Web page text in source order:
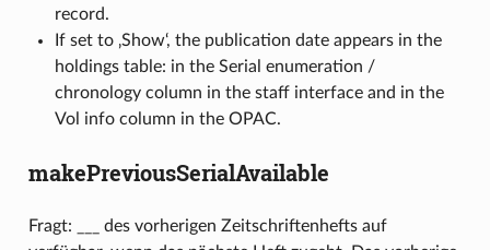
record.
If set to ‚Show‘, the publication date appears in the
holdings table: in the Serial enumeration /
chronology column in the staff interface and in the
Vol info column in the OPAC.
makePreviousSerialAvailable
Fragt: ___ des vorherigen Zeitschriftenhefts auf